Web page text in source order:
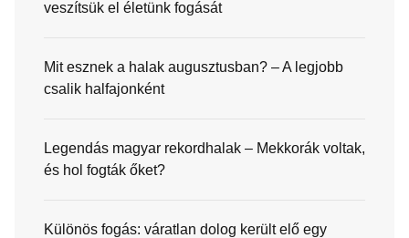
veszítsük el életünk fogását
Mit esznek a halak augusztusban? – A legjobb
csalik halfajonként
Legendás magyar rekordhalak – Mekkorák voltak,
és hol fogták őket?
Különös fogás: váratlan dolog került elő egy